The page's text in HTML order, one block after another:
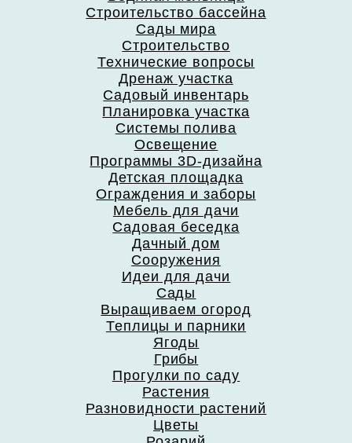
Строительство бассейна
Сады мира
Строительство
Технические вопросы
Дренаж участка
Садовый инвентарь
Планировка участка
Системы полива
Освещение
Программы 3D-дизайна
Детская площадка
Ограждения и заборы
Мебель для дачи
Садовая беседка
Дачный дом
Сооружения
Идеи для дачи
Сады
Выращиваем огород
Теплицы и парники
Ягоды
Грибы
Прогулки по саду
Растения
Разновидности растений
Цветы